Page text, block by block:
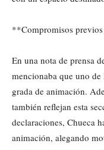
**Compromisos
En una nota de prensa
mencionaba que uno de
grada de animación.
también reflejan esta
declaraciones, Chueca
animación, alegando